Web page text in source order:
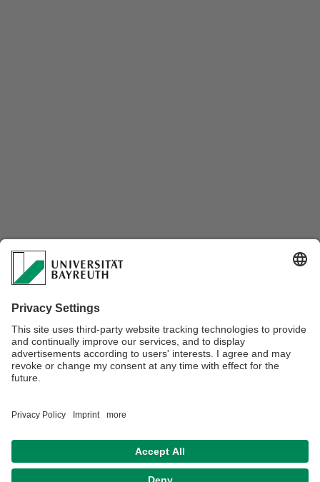
Impressum